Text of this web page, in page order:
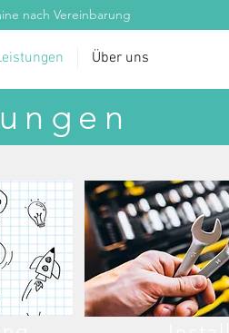
nach Vereinbarung
Über uns